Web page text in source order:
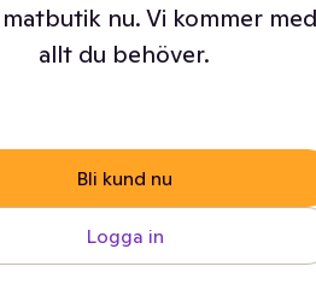
nu. Vi kommer med
allt du behöver.
Bli kund nu
Logga in